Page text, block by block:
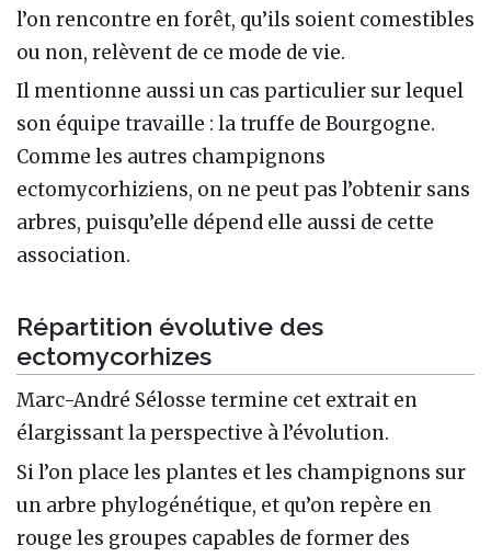
l’on rencontre en forêt, qu’ils soient comestibles
ou non, relèvent de ce mode de vie.
Il mentionne aussi un cas particulier sur lequel
son équipe travaille : la truffe de Bourgogne.
Comme les autres champignons
ectomycorhiziens, on ne peut pas l’obtenir sans
arbres, puisqu’elle dépend elle aussi de cette
association.
Répartition évolutive des
ectomycorhizes
Marc-André Sélosse termine cet extrait en
élargissant la perspective à l’évolution.
Si l’on place les plantes et les champignons sur
un arbre phylogénétique, et qu’on repère en
rouge les groupes capables de former des